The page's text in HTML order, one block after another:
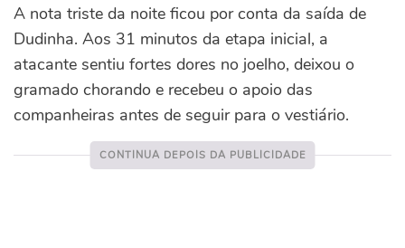
A nota triste da noite ficou por conta da saída de
Dudinha. Aos 31 minutos da etapa inicial, a
atacante sentiu fortes dores no joelho, deixou o
gramado chorando e recebeu o apoio das
companheiras antes de seguir para o vestiário.